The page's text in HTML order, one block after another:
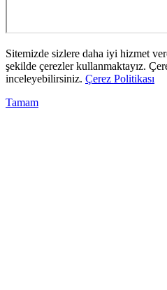
Sitemizde sizlere daha iyi hizmet
şekilde çerezler kullanmaktayız.
inceleyebilirsiniz. Çerez Politikası
Tamam